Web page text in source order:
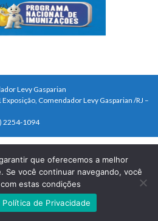
Levy Gasparian
Comendador Levy Gasparian /RJ –
2254-1094
que oferecemos a melhor
Se você continuar navegando, você
estas condições
Política de Privacidade